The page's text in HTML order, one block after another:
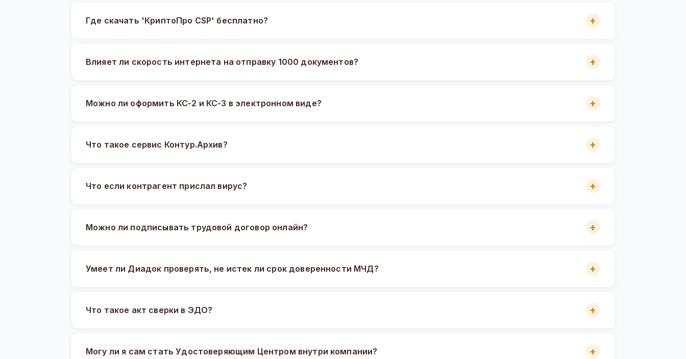
Где скачать 'КриптоПро CSP' бесплатно?
Влияет ли скорость интернета на отправку 1000 документов?
Можно ли оформить КС-2 и КС-3 в электронном виде?
Что такое сервис Контур.Архив?
Что если контрагент прислал вирус?
Можно ли подписывать трудовой договор онлайн?
Умеет ли Диадок проверять, не истек ли срок доверенности МЧД?
Что такое акт сверки в ЭДО?
Могу ли я сам стать Удостоверяющим Центром внутри компании?